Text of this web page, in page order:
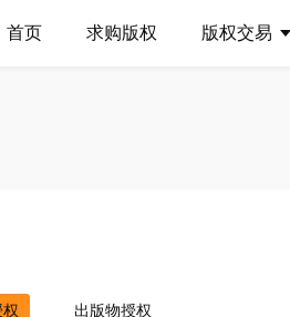
首页 求购版权 版权交易
出版物授权